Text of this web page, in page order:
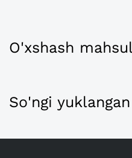
O'xshash
So'ngi